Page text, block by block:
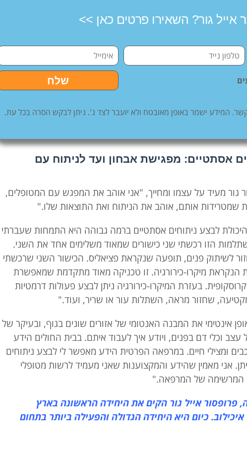
אייל גור? השאירו פרטים כאן >>
שלח
המידע ישמר באופן מאובטח ולא יועבר לצד ג'. ניתן לבקש הסרה בכל עת.
אסתטיים: מפגישת אבחון ועד לניתוח עם
גור מעיד על עצמו ומחייך, "אני אוהב את המפגש עם המטופלים,
שמטרידות אותם, אוהב את הניתוח ואת התוצאות שלו."
לבצע ניתוחים אסתטיים ברמה גבוהה היא התמחות שעברתי
הזו רכשתי שני כישורים שמאוד משלימים אחד את השני.
לשיתוק פנים, תופעה שנקראת פציאליס. הכישור השני שרכשתי
הנקראת מיקרו-כירורגיה. זו טכניקה מאוד מתקדמת שמאפשרת
בעזרת המיקרו-כירורגיה ניתן לבצע פעולות דרמטיות
שחזור מראה, השתלות עור או שריר, ועוד."
אינטימי את המבנה האנטומי של אזורים שונים בגוף, ובעיקר של
וכלי דם בפנים, ויודע איך לעבוד איתם. בבית החולים הידע
ומצילי חיים. במרפאה הפרטית הידע מאפשר לי לבצע ניתוחים
אני מאמין שהידע והמקצוענות שאני מעמיד לרשות מטופלי
המרשימה של המרפאה."
אייל גור הקים את היחידה הראשונה בארץ
כיום היא היחידה הגדולה והפעילה ביותר בתחום